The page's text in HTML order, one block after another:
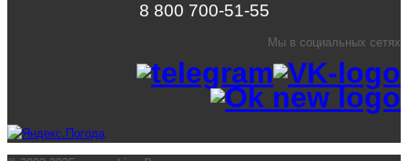
8 800 700-51-55
Мы в социальных сетях